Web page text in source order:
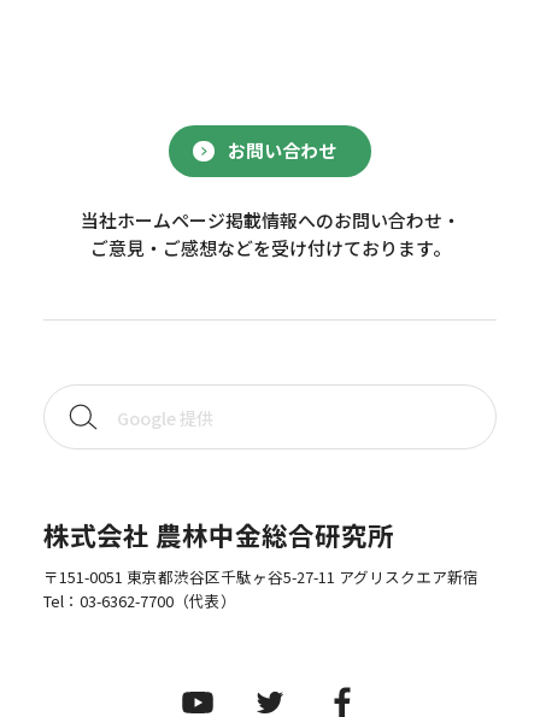
お問い合わせ
当社ホームページ掲載情報へのお問い合わせ・
ご意見・ご感想などを受け付けております。
株式会社 農林中金総合研究所
〒151-0051 東京都渋谷区千駄ヶ谷5-27-11 アグリスクエア新宿
Tel： 03-6362-7700（代表）